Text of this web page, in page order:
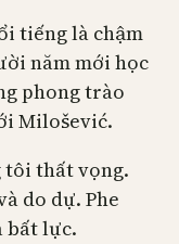
tiếng là chậm
năm mới học
phong trào
Milošević.
tôi thất vọng.
do dự. Phe
bất lực.